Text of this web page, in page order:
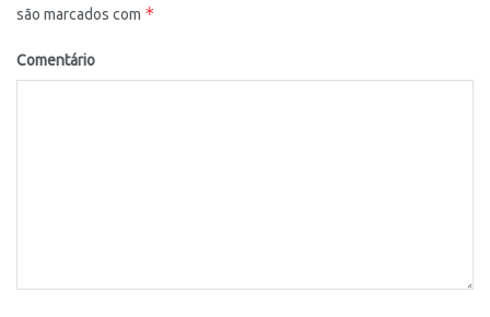
são marcados com *
Comentário